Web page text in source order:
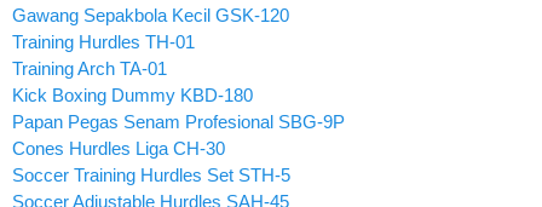
Gawang Sepakbola Kecil GSK-120
Training Hurdles TH-01
Training Arch TA-01
Kick Boxing Dummy KBD-180
Papan Pegas Senam Profesional SBG-9P
Cones Hurdles Liga CH-30
Soccer Training Hurdles Set STH-5
Soccer Adjustable Hurdles SAH-45